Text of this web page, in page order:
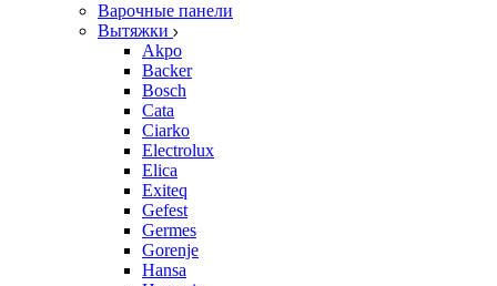
Варочные панели
Вытяжки
Akpo
Backer
Bosch
Cata
Ciarko
Electrolux
Elica
Exiteq
Gefest
Germes
Gorenje
Hansa